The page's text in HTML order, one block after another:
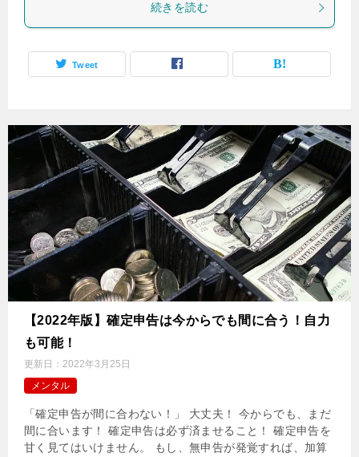
続きを読む
Tweet
【2022年版】確定申告は今からでも間に合う！自力
も可能！
更新日： 2022年3月25日
メンタル
「確定申告が間に合わない！」 大丈夫！ 今からでも、まだ
間に合います！ 確定申告は必ず済ませること！ 確定申告を
甘く見てはいけません。 もし、無申告が発覚すれば、加算